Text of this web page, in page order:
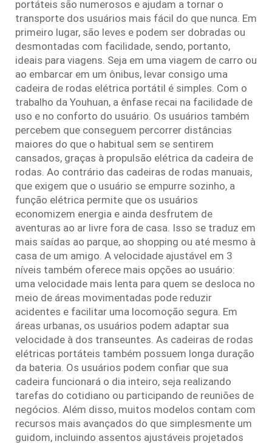
portáteis são numerosos e ajudam a tornar o
transporte dos usuários mais fácil do que nunca. Em
primeiro lugar, são leves e podem ser dobradas ou
desmontadas com facilidade, sendo, portanto,
ideais para viagens. Seja em uma viagem de carro ou
ao embarcar em um ônibus, levar consigo uma
cadeira de rodas elétrica portátil é simples. Com o
trabalho da Youhuan, a ênfase recai na facilidade de
uso e no conforto do usuário. Os usuários também
percebem que conseguem percorrer distâncias
maiores do que o habitual sem se sentirem
cansados, graças à propulsão elétrica da cadeira de
rodas. Ao contrário das cadeiras de rodas manuais,
que exigem que o usuário se empurre sozinho, a
função elétrica permite que os usuários
economizem energia e ainda desfrutem de
aventuras ao ar livre fora de casa. Isso se traduz em
mais saídas ao parque, ao shopping ou até mesmo à
casa de um amigo. A velocidade ajustável em 3
níveis também oferece mais opções ao usuário:
uma velocidade mais lenta para quem se desloca no
meio de áreas movimentadas pode reduzir
acidentes e facilitar uma locomoção segura. Em
áreas urbanas, os usuários podem adaptar sua
velocidade à dos transeuntes. As cadeiras de rodas
elétricas portáteis também possuem longa duração
da bateria. Os usuários podem confiar que sua
cadeira funcionará o dia inteiro, seja realizando
tarefas do cotidiano ou participando de reuniões de
negócios. Além disso, muitos modelos contam com
recursos mais avançados do que simplesmente um
guidom, incluindo assentos ajustáveis projetados